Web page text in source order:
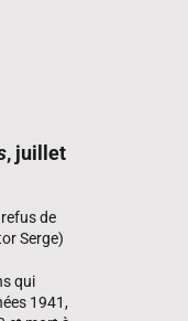
, juillet
de
Serge)
qui
1941,